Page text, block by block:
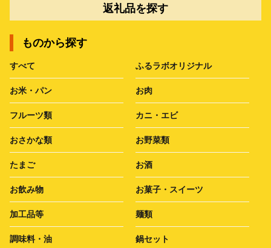
返礼品を探す
ものから探す
すべて ふるラボオリジナル
お米・パン お肉
フルーツ類 カニ・エビ
おさかな類 お野菜類
たまご お酒
お飲み物 お菓子・スイーツ
加工品等 麺類
調味料・油 鍋セット